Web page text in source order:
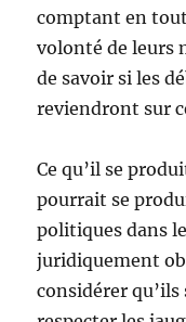
comptant en
volonté de leurs
de savoir si les
reviendront sur
Ce qu’il se
pourrait se
politiques dans
juridiquement
considérer